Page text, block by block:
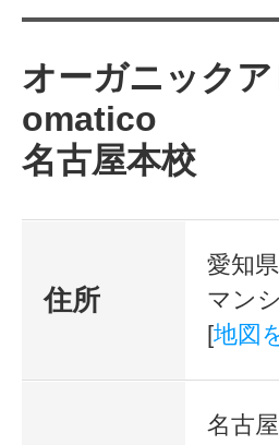
オーガニック
omatico
名古屋本校
住所
愛知
マン
[地図
名古